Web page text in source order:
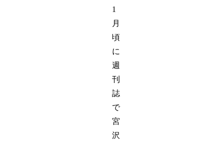
1
月
頃
に
週
刊
誌
で
宮
沢